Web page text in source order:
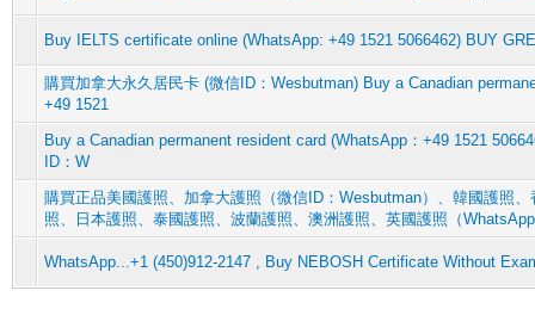
Buy IELTS certificate online (WhatsApp: +49 1521 5066462) BUY
購買加拿大永久居民卡 (微信ID：Wesbutman) Buy a Canadian
+49 1521
Buy a Canadian permanent resident card (WhatsApp：+49 1521
ID：W
購買正品美國護照、加拿大護照（微信ID：Wesbutman）、韓國護照
照、日本護照、泰國護照、波蘭護照、澳洲護照、英國護照（
WhatsApp...+1 (450)912-2147 , Buy NEBOSH Certificate Without